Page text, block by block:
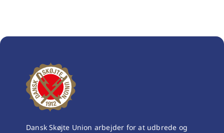
Dansk Skøjte Union arbejder for at udbrede og